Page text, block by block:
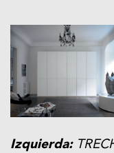
Izquierda: